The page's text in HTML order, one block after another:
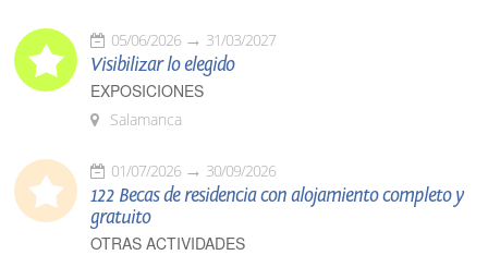
05/06/2026 31/03/2027
Visibilizar lo elegido
EXPOSICIONES
Salamanca
01/07/2026 30/09/2026
122 Becas de residencia con alojamiento completo y
gratuito
OTRAS ACTIVIDADES